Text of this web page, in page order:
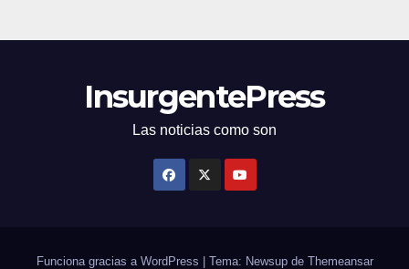
InsurgentePress
Las noticias como son
Funciona gracias a WordPress Tema: Newsup de Themeansar